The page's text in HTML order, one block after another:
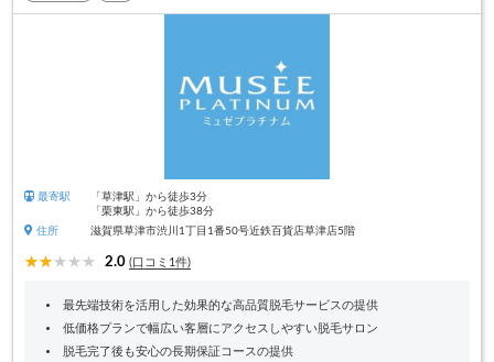
最寄駅
「草津駅」から徒歩3分
「栗東駅」から徒歩38分
住所
滋賀県草津市渋川1丁目1番50号近鉄百貨店草津店5階
2.0 (口コミ1件)
最先端技術を活用した効果的な高品質脱毛サービスの提供
低価格プランで幅広い客層にアクセスしやすい脱毛サロン
脱毛完了後も安心の長期保証コースの提供